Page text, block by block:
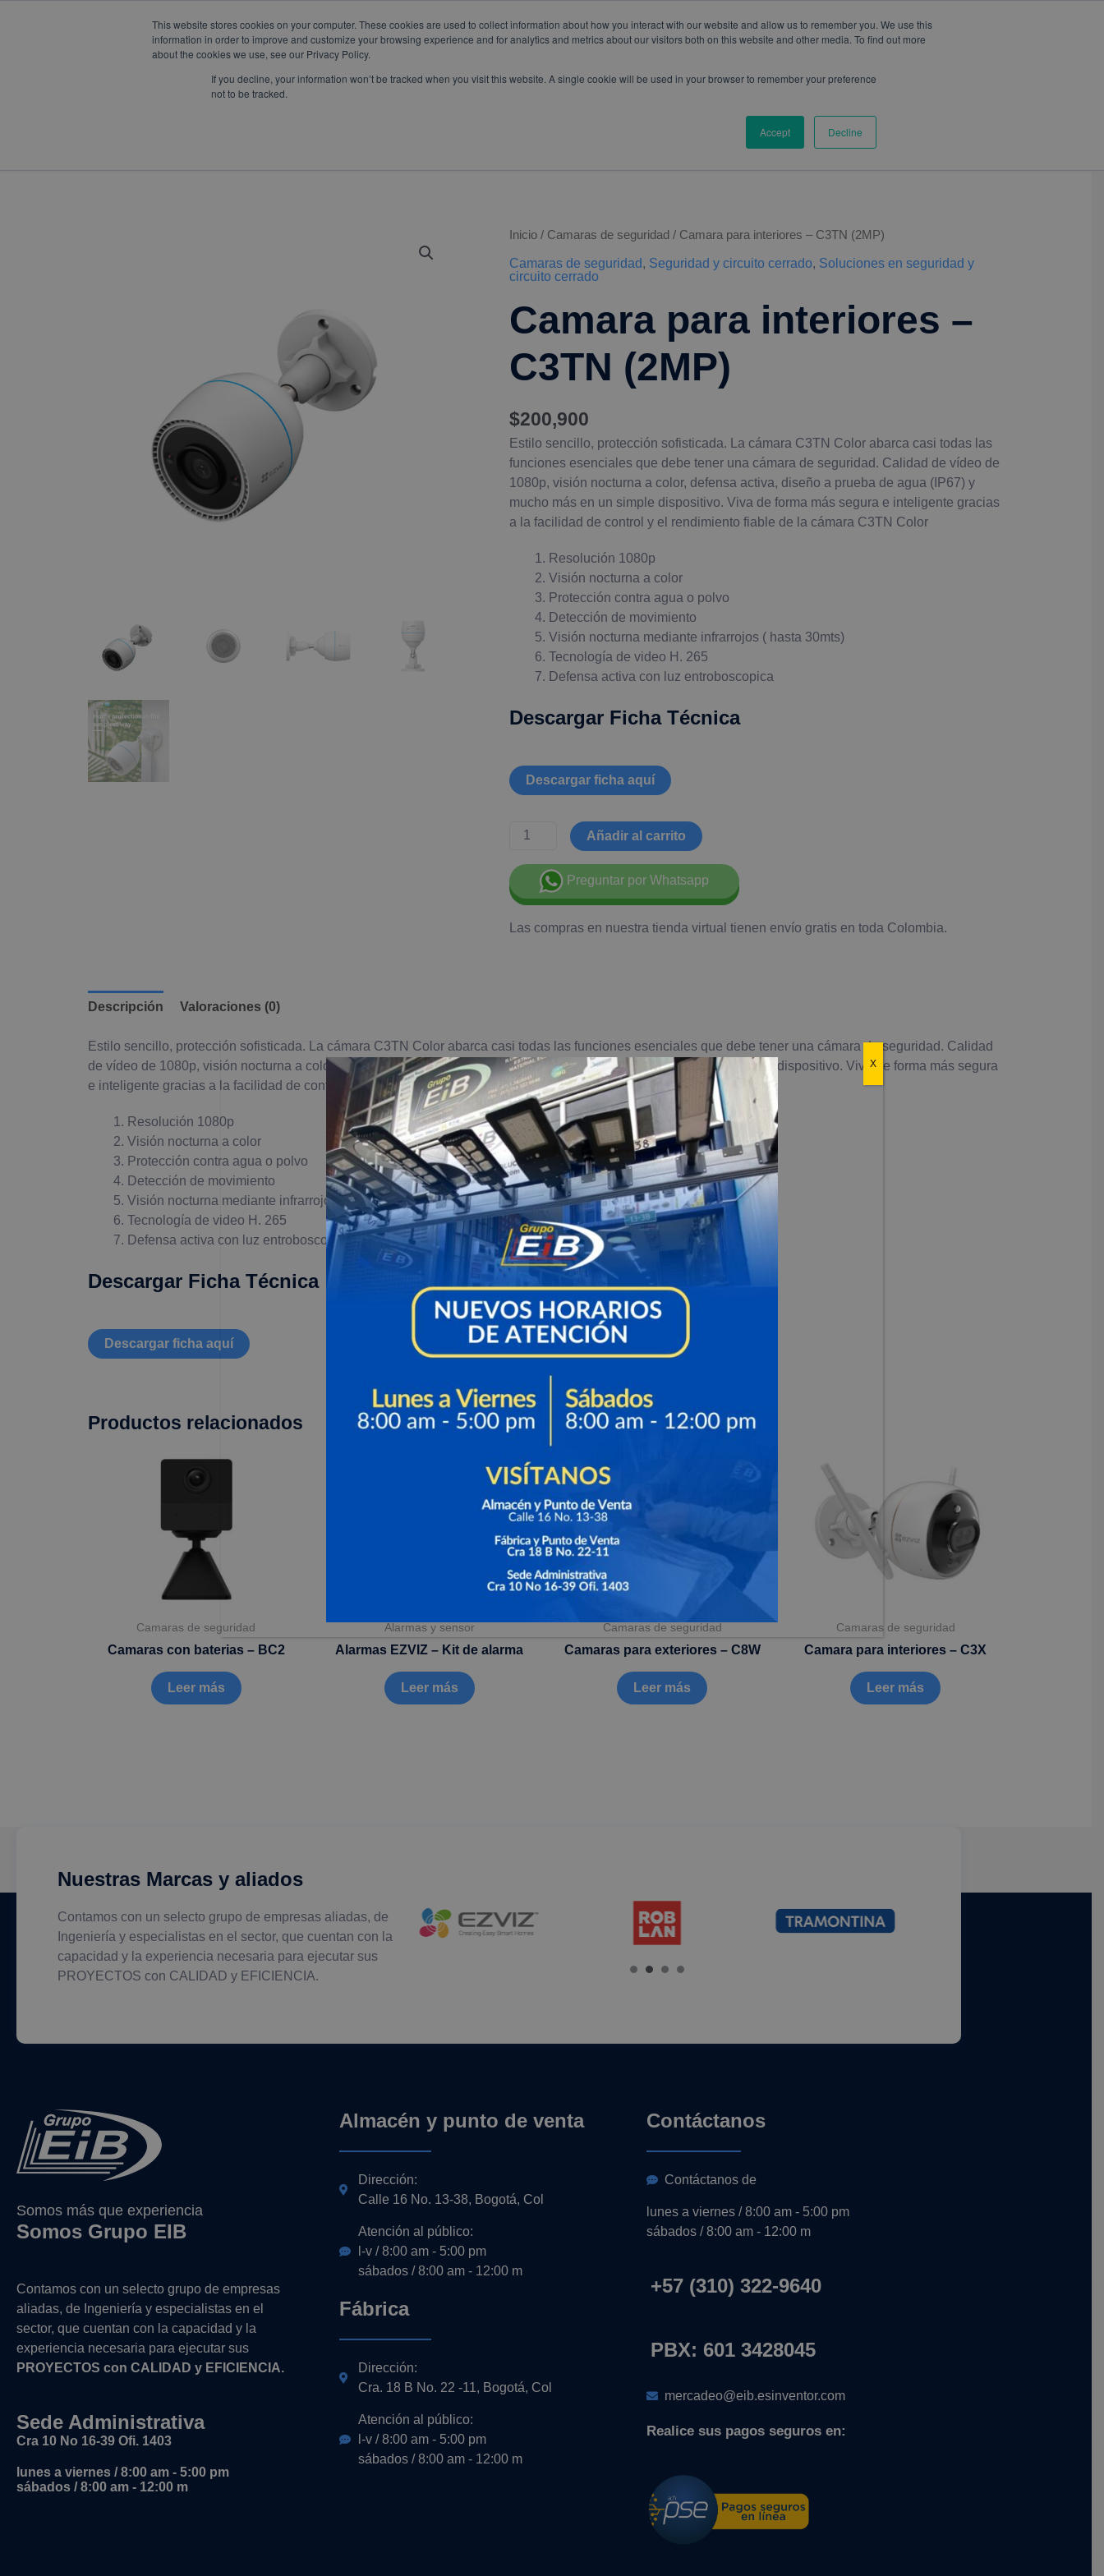
This website stores cookies on your computer. These cookies are used to collect information about how you interact with our website and allow us to remember you. We use this
information in order to improve and customize your browsing experience and for analytics and metrics about our visitors both on this website and other media. To find out more
about the cookies we use, see our Privacy Policy.
If you decline, your information won’t be tracked when you visit this website. A single cookie will be used in your browser to remember your preference
not to be tracked.
Accept Decline
n
mercadeo@eib.esinventor.comWhatsApp:+57 3103229640PBX:+ 601 342 80 45
CONTACTO BLOG
Inicio/ Camaras de seguridad / Camara para interiores – C3TN (2MP)
Camaras de seguridad, Seguridad y circuito cerrado, Soluciones en seguridad y
circuito cerrado
Camara para interiores –
C3TN (2MP)
$200,900
Estilo sencillo, protección sofisticada. La cámara C3TN Color abarca casi todas las
funciones esenciales que debe tener una cámara de seguridad. Calidad de vídeo de
1080p, visión nocturna a color, defensa activa, diseño a prueba de agua (IP67) y
mucho más en un simple dispositivo. Viva de forma más segura e inteligente gracias
a la facilidad de control y el rendimiento fiable de la cámara C3TN Color
Resolución 1080p
Visión nocturna a color
Protección contra agua o polvo
Detección de movimiento
Visión nocturna mediante infrarrojos ( hasta 30mts)
Tecnología de video H. 265
Defensa activa con luz entroboscopica
Descargar Ficha Técnica
Descargar ficha aquí
Camara
para
interiores
C3TN
cantidad
Añadir al carrito
Preguntar por Whatsapp
Las compras en nuestra tienda virtual tienen envío gratis en toda Colombia.
Descripción Valoraciones (0)
Estilo sencillo, protección sofisticada. La cámara C3TN Color abarca casi todas las funciones esenciales que debe tener una cámara de seguridad. Calidad
de vídeo de 1080p, visión nocturna a color, defensa activa, diseño a prueba de agua (IP67) y mucho más en un simple dispositivo. Viva de forma más segura
e inteligente gracias a la facilidad de control y el rendimiento fiable de la cámara C3TN Color
Resolución 1080p
Visión nocturna a color
Protección contra agua o polvo
Detección de movimiento
Visión nocturna mediante infrarrojos ( hasta 30mts)
Tecnología de video H. 265
Defensa activa con luz entroboscopica
Descargar Ficha Técnica
Descargar ficha aquí
Productos relacionados
Camaras de seguridad
Camaras con baterias – BC2
Leer más
Alarmas y sensor
Alarmas EZVIZ – Kit de alarma
Leer más
Camaras de seguridad
Camaras para exteriores – C8W
Leer más
Camaras de seguridad
Camara para interiores – C3X
Leer más
Nuestras Marcas y aliados
Contamos con un selecto grupo de empresas aliadas, de
Ingeniería y especialistas en el sector, que cuentan con la
capacidad y la experiencia necesaria para ejecutar sus
PROYECTOS con CALIDAD y EFICIENCIA.
Somos más que experiencia
Somos Grupo EIB
Contamos con un selecto grupo de empresas
aliadas, de Ingeniería y especialistas en el
sector, que cuentan con la capacidad y la
experiencia necesaria para ejecutar sus
PROYECTOS con CALIDAD y EFICIENCIA.
Sede Administrativa
Cra 10 No 16-39 Ofi. 1403
lunes a viernes / 8:00 am - 5:00 pm
sábados / 8:00 am - 12:00 m
Almacén y punto de venta
Dirección:
Calle 16 No. 13-38, Bogotá, Col
Atención al público:
l-v / 8:00 am - 5:00 pm
sábados / 8:00 am - 12:00 m
Fábrica
Dirección:
Cra. 18 B No. 22 -11, Bogotá, Col
Atención al público:
l-v / 8:00 am - 5:00 pm
sábados / 8:00 am - 12:00 m
Contáctanos
Contáctanos de
lunes a viernes / 8:00 am - 5:00 pm
sábados / 8:00 am - 12:00 m
+57 (310) 322-9640
PBX: 601 3428045
mercadeo@eib.esinventor.com
Realice sus pagos seguros en:
X